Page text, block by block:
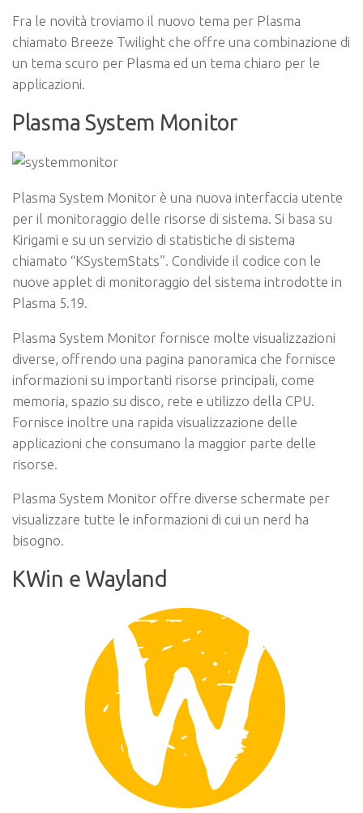
Fra le novità troviamo il nuovo tema per Plasma
chiamato Breeze Twilight che offre una combinazione di
un tema scuro per Plasma ed un tema chiaro per le
applicazioni.
Plasma System Monitor
Plasma System Monitor è una nuova interfaccia utente
per il monitoraggio delle risorse di sistema. Si basa su
Kirigami e su un servizio di statistiche di sistema
chiamato “KSystemStats”. Condivide il codice con le
nuove applet di monitoraggio del sistema introdotte in
Plasma 5.19.
Plasma System Monitor fornisce molte visualizzazioni
diverse, offrendo una pagina panoramica che fornisce
informazioni su importanti risorse principali, come
memoria, spazio su disco, rete e utilizzo della CPU.
Fornisce inoltre una rapida visualizzazione delle
applicazioni che consumano la maggior parte delle
risorse.
Plasma System Monitor offre diverse schermate per
visualizzare tutte le informazioni di cui un nerd ha
bisogno.
KWin e Wayland